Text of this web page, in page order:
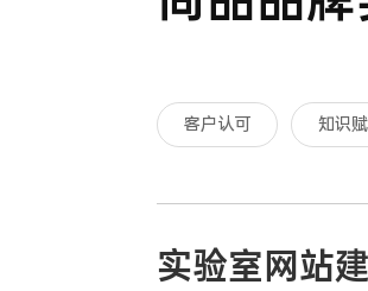
客户认可 知识
实验室网站